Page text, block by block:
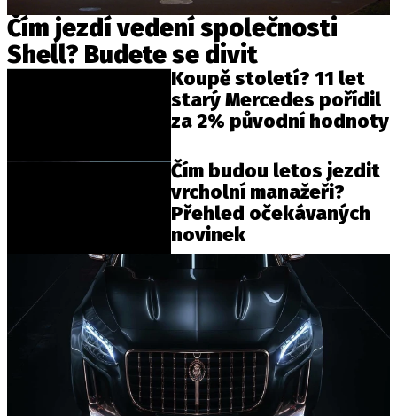
Čím jezdí vedení společnosti
Shell? Budete se divit
Koupě století? 11 let
starý Mercedes pořídil
za 2% původní hodnoty
Čím budou letos jezdit
vrcholní manažeři?
Přehled očekávaných
novinek